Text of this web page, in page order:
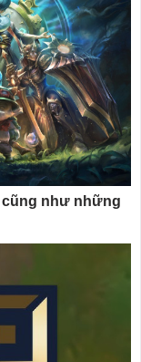
cũng như những